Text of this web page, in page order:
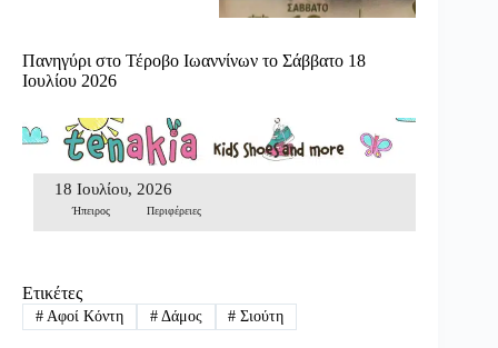
Πανηγύρι στο Τέροβο Ιωαννίνων το Σάββατο 18
Ιουλίου 2026
18 Ιουλίου, 2026
Ήπειρος Περιφέρειες
Ετικέτες
#Αφοί Κόντη #Δάμος # Σιούτη